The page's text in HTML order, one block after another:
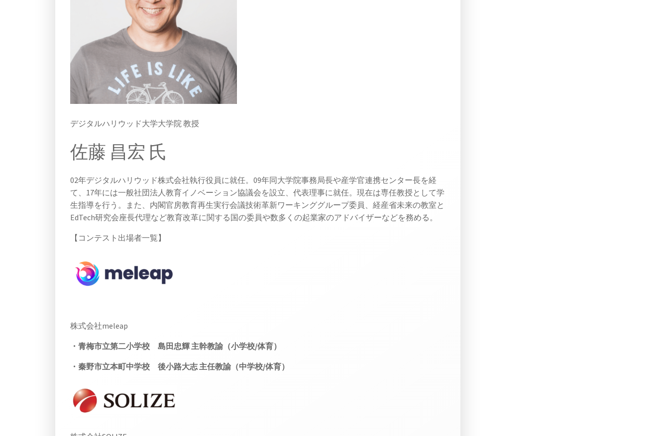
デジタルハリウッド大学大学院 教授
佐藤 昌宏 氏
02年デジタルハリウッド株式会社執行役員に就任。09年同大学院事務局長や産学官連携センター長を経
て、17年には一般社団法人教育イノベーション協議会を設立、代表理事に就任。現在は専任教授として学
生指導を行う。また、内閣官房教育再生実行会議技術革新ワーキンググループ委員、経産省未来の教室と
EdTech研究会座長代理など教育改革に関する国の委員や数多くの起業家のアドバイザーなどを務める。
【コンテスト出場者一覧】
株式会社meleap
・青梅市立第二小学校 島田忠輝 主幹教諭（小学校/体育）
・秦野市立本町中学校 後小路大志 主任教諭（中学校/体育）